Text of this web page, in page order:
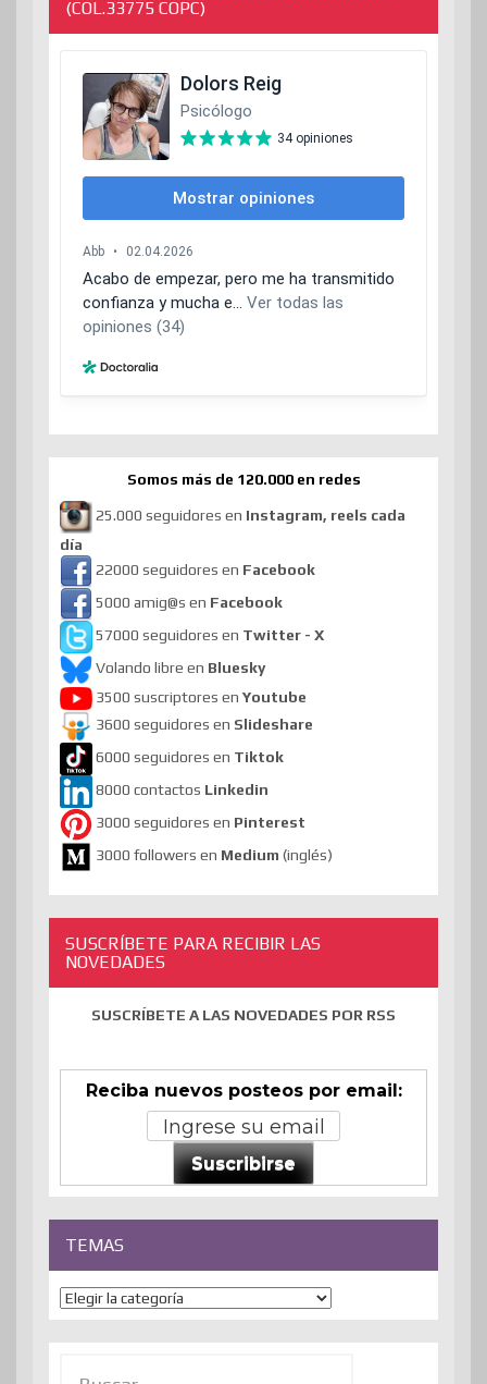
(COL.33775 COPC)
Somos más de 120.000 en redes
25.000 seguidores en Instagram, reels cada
día
22000 seguidores en Facebook
5000 amig@s en Facebook
57000 seguidores en Twitter - X
Volando libre en Bluesky
3500 suscriptores en Youtube
3600 seguidores en Slideshare
6000 seguidores en Tiktok
8000 contactos Linkedin
3000 seguidores en Pinterest
3000 followers en Medium (inglés)
SUSCRÍBETE PARA RECIBIR LAS
NOVEDADES
SUSCRÍBETE A LAS NOVEDADES POR RSS
Reciba nuevos posteos por email:
Suscribirse
TEMAS
Temas